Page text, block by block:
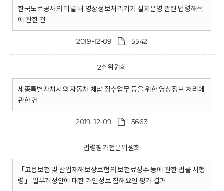
한국도로공사의 터널 내 영상정보처리기기 설치운영 관련 법령해석
에 관한 건
2019-12-09 5542
2소위원회
세종특별자치시의 자동차 체납 징수업무 등을 위한 영상정보 처리에
관한 건
2019-12-09 5663
법령평가전문위원회
「고용보험 및 산업재해보상보험의 보험료징수 등에 관한 법률 시행
령」 일부개정안에 대한 개인정보 침해요인 평가 결과